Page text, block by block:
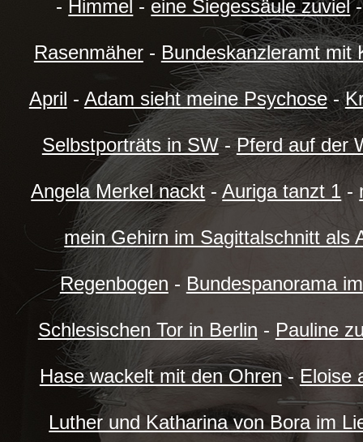
- Himmel - eine Siegessäule zuviel
Rasenmäher- Bundeskanzleramt mit
April - Adam sieht meine Psychose-
Selbstporträts in SW-Pferd auf der
Angela Merkel nackt -Auriga tanzt 1 -
mein Gehirn im Sagittalschnitt als
Regenbogen - Bundespanorama
Schlesischen Tor in Berlin - Pauline
Hase wackelt mit den Ohren- Eloise
Luther und Katharina von Bora im